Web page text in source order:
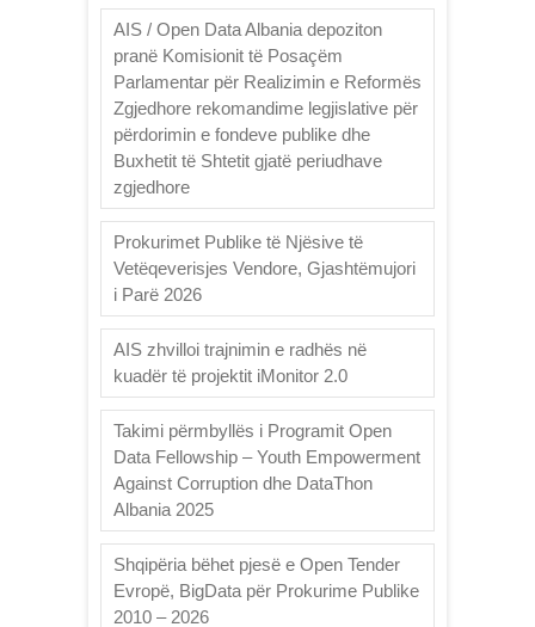
AIS / Open Data Albania depoziton
pranë Komisionit të Posaçëm
Parlamentar për Realizimin e Reformës
Zgjedhore rekomandime legjislative për
përdorimin e fondeve publike dhe
Buxhetit të Shtetit gjatë periudhave
zgjedhore
Prokurimet Publike të Njësive të
Vetëqeverisjes Vendore, Gjashtëmujori
i Parë 2026
AIS zhvilloi trajnimin e radhës në
kuadër të projektit iMonitor 2.0
Takimi përmbyllës i Programit Open
Data Fellowship – Youth Empowerment
Against Corruption dhe DataThon
Albania 2025
Shqipëria bëhet pjesë e Open Tender
Evropë, BigData për Prokurime Publike
2010 – 2026